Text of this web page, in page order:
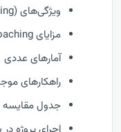
ویژگی‌های (Coaching)
مزایای Coaching برای صاحبان کسب‌وکار
آمارهای عددی
راهکارهای
جدول